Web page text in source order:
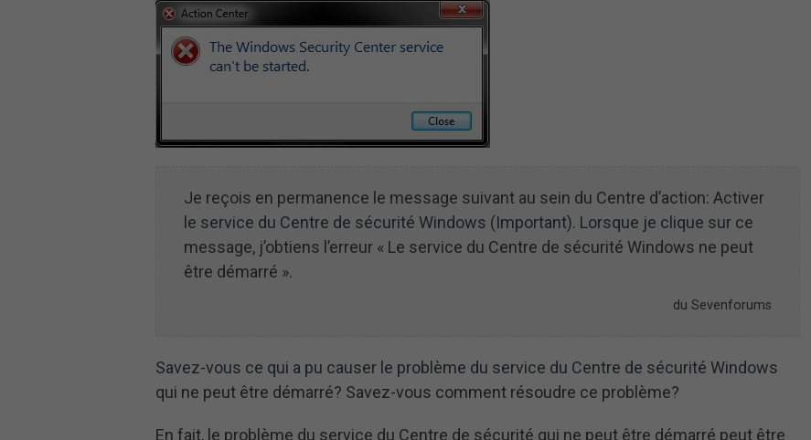
Je reçois en permanence le message suivant au sein du Centre d’action: Activer
le service du Centre de sécurité Windows (Important). Lorsque je clique sur ce
message, j’obtiens l’erreur « Le service du Centre de sécurité Windows ne peut
être démarré ».
du Sevenforums
Savez-vous ce qui a pu causer le problème du service du Centre de sécurité Windows
qui ne peut être démarré? Savez-vous comment résoudre ce problème?
En fait, le problème du service du Centre de sécurité qui ne peut être démarré peut être